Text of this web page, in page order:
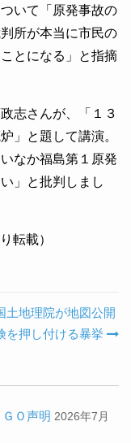
いて「原発事故の
所が本当に市民の
とになる」と指摘
志さんが、「１３
」と題して講演。
なか福島第１原発
」と批判しまし
転載）
地理院が地図公開
押し付ける暴挙
Ｏ声明 2026年7月